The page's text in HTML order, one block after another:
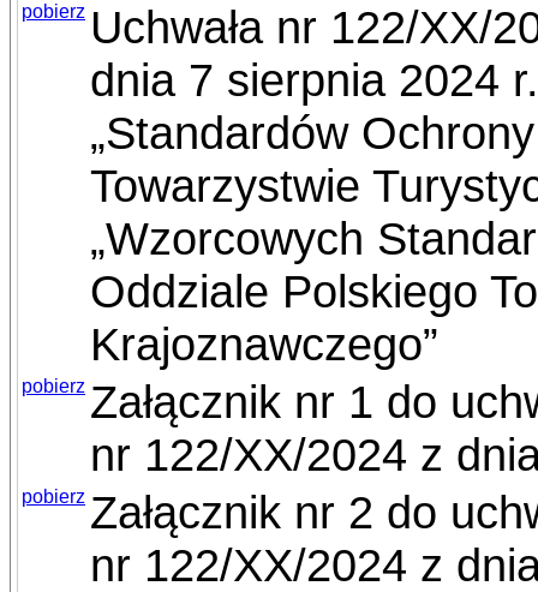
pobierz Uchwała nr 122/XX/
dnia 7 sierpnia 2024
„Standardów
Towarzystwie
„Wzorcowych
Oddziale Polskiego
Krajoznawczego”
pobierz Załącznik nr 1 do
nr 122/XX/2024 z
pobierz Załącznik nr 2 do
nr 122/XX/2024 z